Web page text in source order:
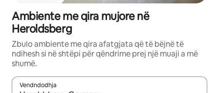
Ambiente me qira mujore në
Heroldsberg
Zbulo ambiente me qira afatgjata që të bëjnë të
ndihesh si në shtëpi për qëndrime prej një muaji a më
shumë.
Vendndodhja